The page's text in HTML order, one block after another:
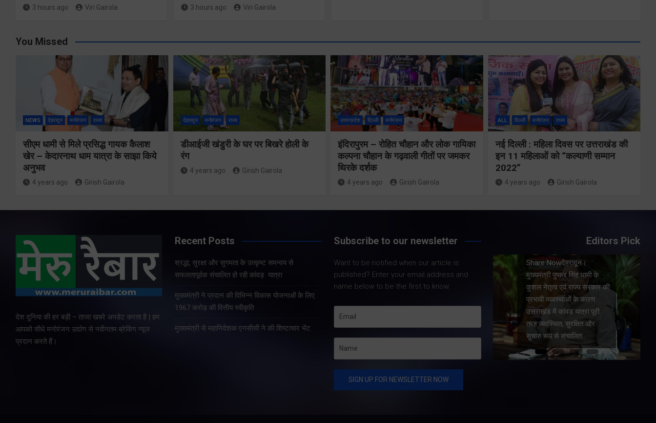
3 hours ago Viri Gairola 3 hours ago Viri Gairola
You Missed
NEWS देहरादून मनोरंजन राज्य
सीएम धामी से मिले प्रसिद्ध गायक कैलाश
खेर – केदारनाथ धाम यात्रा के साझा किये
अनुभव
4 years ago Girish Gairola
देहरादून मनोरंजन राज्य
डीआईजी खंडुरी के घर पर बिखरे होली के
रंग
4 years ago Girish Gairola
उत्तरप्रदेश दिल्ली मनोरंजन
इंदिरापुरम – रोहित चौहान और लोक गायिका
कल्पना चौहान के गढ़वाली गीतों पर जमकर
थिरके दर्शक
4 years ago Girish Gairola
ALL दिल्ली मनोरंजन राज्य
नई दिल्ली : महिला दिवस पर उत्तराखंड की
इन 11 महिलाओं को “कल्याणी सम्मान
2022”
4 years ago Girish Gairola
देश दुनिया की हर बड़ी – ताजा खबरे अपडेट करता है | हम
आपको सीधे मनोरंजन उद्योग से नवीनतम ब्रेकिंग न्यूज
प्रदान करते हैं।
Recent Posts
श्रद्धा, सुरक्षा और सुगमता के उत्कृष्ट समन्वय से
सफलतापूर्वक संचालित हो रही कांवड़ यात्रा
मुख्यमंत्री ने प्रदान की विभिन्न विकास योजनाओं के लिए
1967 करोड़ की वित्तीय स्वीकृति
मुख्यमंत्री से महानिदेशक एनसीसी ने की शिष्टाचार भेंट
Subscribe to our newsletter
Want to be notified when our article is
published? Enter your email address and
name below to be the first to know.
Editors Pick
में रहें अधिकारीः
Share Nowदेहरादून। मुख्य
सचिव आनंद बर्द्धन ने गुरुवार को
राज्य आपातकालीन परिचालन
केंद्र पहुंचकर प्रदेश में लगातार
उत्पन्न स्थिति की विस्तृत समीक्षा
श्रद्धा, सुरक्षा और
सुगमता के
उत्कृष्ट समन्वय
से सफलतापूर्वक
कांवड़ यात्रा
Share Now
Share Nowदेहरादून।
मुख्यमंत्री पुष्कर सिंह धामी के
कुशल नेतृत्व एवं राज्य सरकार की
सुचारु रूप से संचालित…
मुख्यमंत्री ने
प्रदान की विभिन्न
विकास योजनाओं
के लिए 1967
करोड़ की वित्तीय
स्वीकृति
Share Nowदेहरादून।
मुख्यमंत्री पुष्कर सिंह धामी ने
प्रदेश में शहरी आधारभूत
सुविधाओं के सुदृढ़ीकरण तथा
जीआईएस आधारित जल-निकासी
योजना के लिए कुल 1967 करोड़
की वित्तीय स्वीकृति प्रदान की है।
…